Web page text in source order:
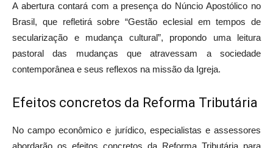
A abertura contará com a presença do Núncio Apostólico no
Brasil, que refletirá sobre “Gestão eclesial em tempos de
secularização e mudança cultural”, propondo uma leitura
pastoral das mudanças que atravessam a sociedade
contemporânea e seus reflexos na missão da Igreja.
Efeitos concretos da Reforma Tributária
No campo econômico e jurídico, especialistas e assessores